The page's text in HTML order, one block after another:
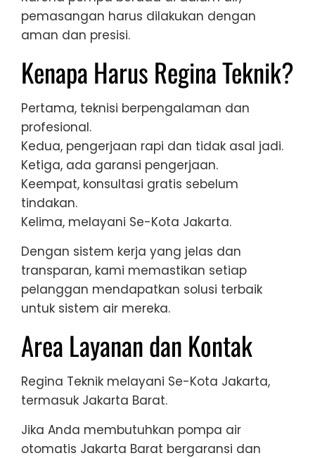
pemasangan harus dilakukan dengan
aman dan presisi.
Kenapa Harus Regina Teknik?
Pertama, teknisi berpengalaman dan
profesional.
Kedua, pengerjaan rapi dan tidak asal jadi.
Ketiga, ada garansi pengerjaan.
Keempat, konsultasi gratis sebelum
tindakan.
Kelima, melayani Se-Kota Jakarta.
Dengan sistem kerja yang jelas dan
transparan, kami memastikan setiap
pelanggan mendapatkan solusi terbaik
untuk sistem air mereka.
Area Layanan dan Kontak
Regina Teknik melayani Se-Kota Jakarta,
termasuk Jakarta Barat.
Jika Anda membutuhkan pompa air
otomatis Jakarta Barat bergaransi dan